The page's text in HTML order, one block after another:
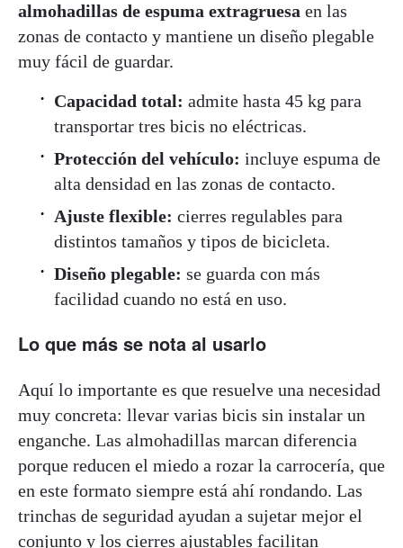
almohadillas de espuma extragruesa en las
zonas de contacto y mantiene un diseño plegable
muy fácil de guardar.
Capacidad total: admite hasta 45 kg para
transportar tres bicis no eléctricas.
Protección del vehículo: incluye espuma de
alta densidad en las zonas de contacto.
Ajuste flexible: cierres regulables para
distintos tamaños y tipos de bicicleta.
Diseño plegable: se guarda con más
facilidad cuando no está en uso.
Lo que más se nota al usarlo
Aquí lo importante es que resuelve una necesidad
muy concreta: llevar varias bicis sin instalar un
enganche. Las almohadillas marcan diferencia
porque reducen el miedo a rozar la carrocería, que
en este formato siempre está ahí rondando. Las
trinchas de seguridad ayudan a sujetar mejor el
conjunto y los cierres ajustables facilitan